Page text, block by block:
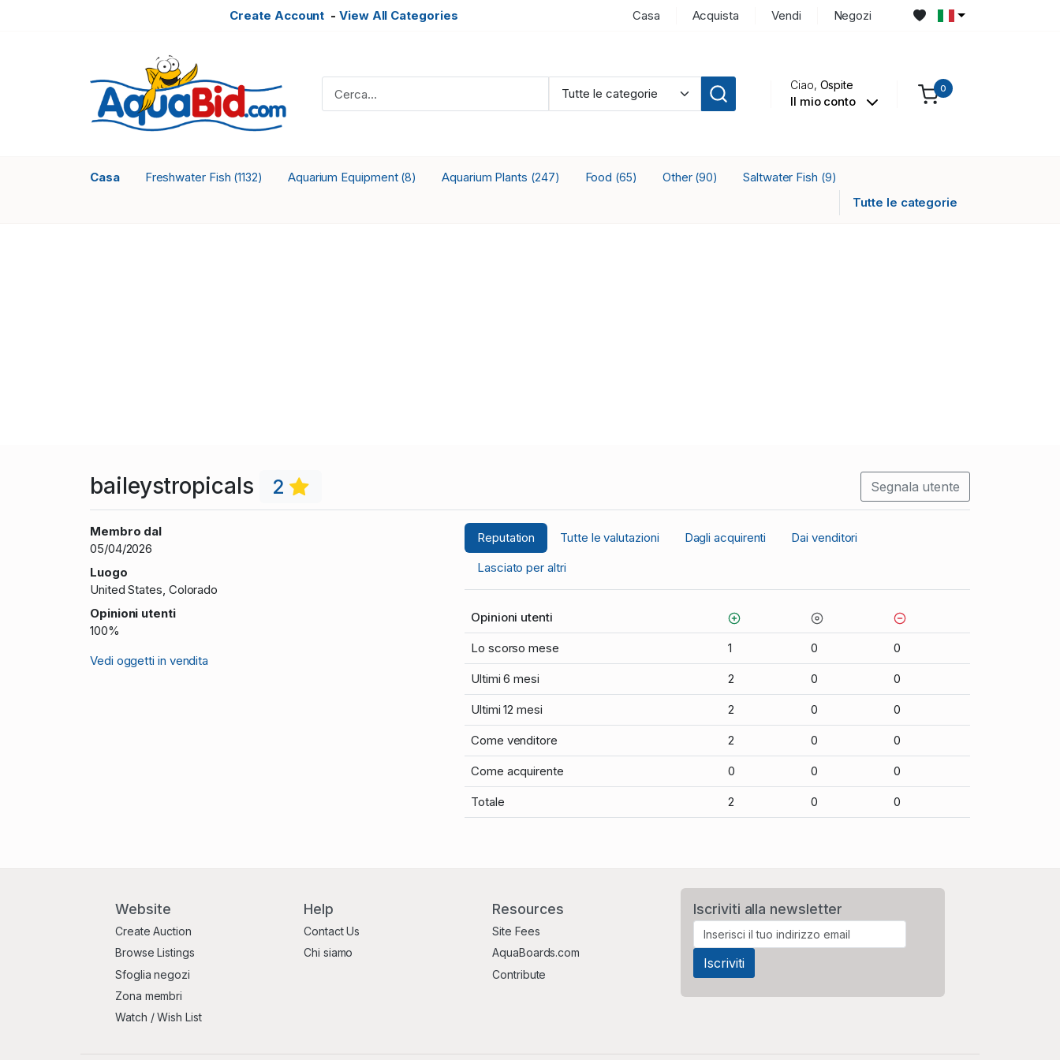
Create Account - View All Categories Casa Acquista Vendi Negozi
Ciao, Ospite
Il mio conto
0
Casa Freshwater Fish (1132) Aquarium Equipment (8) Aquarium Plants (247) Food (65) Other (90) Saltwater Fish (9)
Tutte le categorie
baileystropicals 2 Segnala utente
Membro dal
05/04/2026
Luogo
United States, Colorado
Opinioni utenti
100%
Vedi oggetti in vendita
Reputation Tutte le valutazioni Dagli acquirenti
Dai venditori
Lasciato per altri
Opinioni utenti
Lo scorso mese 1 0 0
Ultimi 6 mesi 2 0 0
Ultimi 12 mesi 2 0 0
Come venditore 2 0 0
Come acquirente 0 0 0
Totale 2 0 0
Website
Create Auction
Browse Listings
Sfoglia negozi
Zona membri
Watch / Wish List
Help
Contact Us
Chi siamo
Resources
Site Fees
AquaBoards.com
Contribute
Iscriviti alla newsletter